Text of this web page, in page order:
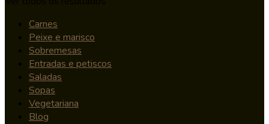
Carnes
Peixe e marisco
Sobremesas
Entradas e petiscos
Saladas
Sopas
Vegetariana
Blog